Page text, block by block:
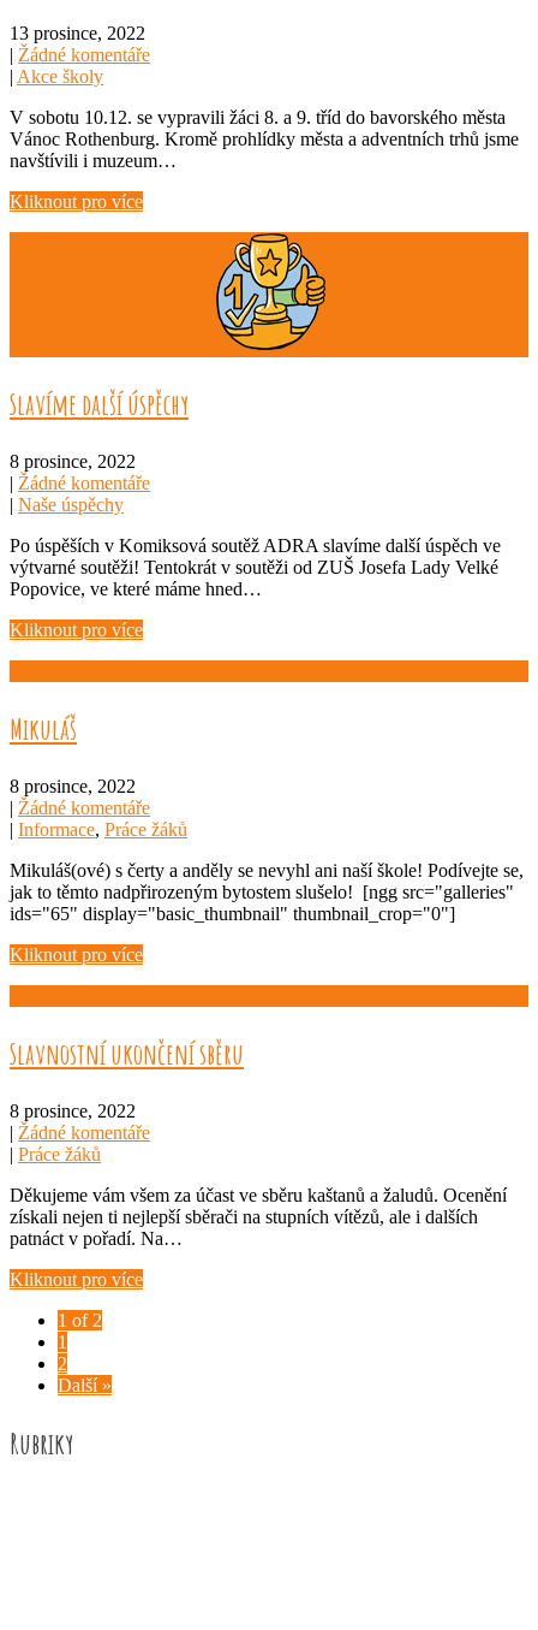
13 prosince, 2022
| Žádné komentáře
| Akce školy
V sobotu 10.12. se vypravili žáci 8. a 9. tříd do bavorského města
Vánoc Rothenburg. Kromě prohlídky města a adventních trhů jsme
navštívili i muzeum…
Kliknout pro více
Slavíme další úspěchy
8 prosince, 2022
| Žádné komentáře
| Naše úspěchy
Po úspěších v Komiksová soutěž ADRA slavíme další úspěch ve
výtvarné soutěži! Tentokrát v soutěži od ZUŠ Josefa Lady Velké
Popovice, ve které máme hned…
Kliknout pro více
Mikuláš
8 prosince, 2022
| Žádné komentáře
| Informace, Práce žáků
Mikuláš(ové) s čerty a anděly se nevyhl ani naší škole! Podívejte se,
jak to těmto nadpřirozeným bytostem slušelo! [ngg src="galleries"
ids="65" display="basic_thumbnail" thumbnail_crop="0"]
Kliknout pro více
Slavnostní ukončení sběru
8 prosince, 2022
| Žádné komentáře
| Práce žáků
Děkujeme vám všem za účast ve sběru kaštanů a žaludů. Ocenění
získali nejen ti nejlepší sběrači na stupních vítězů, ale i dalších
patnáct v pořadí. Na…
Kliknout pro více
1 of 2
1
2
Další »
Rubriky